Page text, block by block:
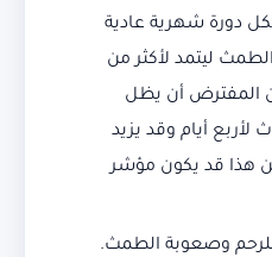
دورة شهرية عادية
ليتمد لأكثر من
المفترض أن يظل
أيام وقد يزيد
هذا قد يكون مؤشر
وصعوبة الطمث.